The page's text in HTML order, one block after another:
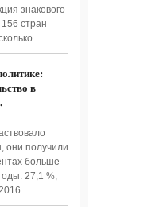
знакового
стран
в
они получили
больше
27,1 %,